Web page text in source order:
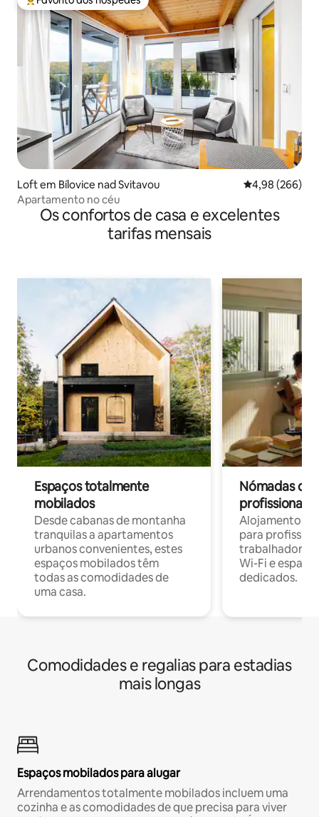
Favoritos dos hóspedes mais apreciados
Loft em Bílovice nad Svitavou Classificação
4,98 (266)
Apartamento no céu
Os confortos de casa e excelentes
tarifas mensais
Espaços totalmente
mobilados
Desde cabanas de montanha
tranquilas a apartamentos
urbanos convenientes, estes
espaços mobilados têm
todas as comodidades de
uma casa.
Nómadas
profissionais
Alojamentos
para
trabalhadores
Wi-Fi e
dedicados.
Comodidades e regalias para estadias
mais longas
Espaços mobilados para alugar
Arrendamentos totalmente mobilados incluem uma
cozinha e as comodidades de que precisa para viver